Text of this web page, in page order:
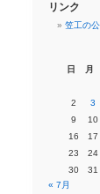
リンク
笠工の
日 月
2
3
9
10
16
17
23
24
30
31
« 7月